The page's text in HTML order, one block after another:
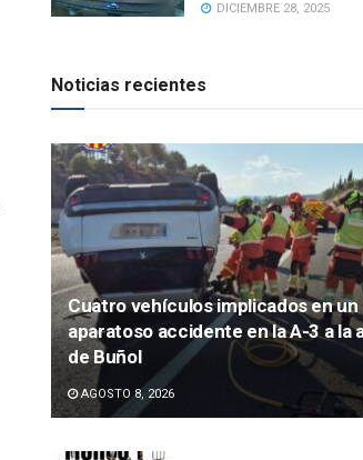
DICIEMBRE 28, 2025
Noticias recientes
Cuatro vehículos implicados en un
aparatoso accidente en la A-3 a la
de Buñol
AGOSTO 8, 2026